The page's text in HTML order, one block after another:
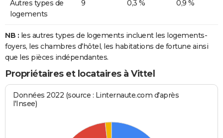
Autres types de
logements
9 0,3 % 0,9 %
NB : les autres types de logements incluent les logements-
foyers, les chambres d'hôtel, les habitations de fortune ainsi
que les pièces indépendantes.
Propriétaires et locataires à Vittel
Données 2022 (source : Linternaute.com d'après
l'Insee)